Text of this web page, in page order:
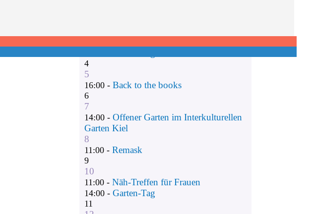
4
5
16:00 -Back to the books
6
7
14:00 -Offener Garten im Interkulturellen
Garten Kiel
8
11:00 -Remask
9
10
11:00 -Näh-Treffen für Frauen
14:00 -Garten-Tag
11